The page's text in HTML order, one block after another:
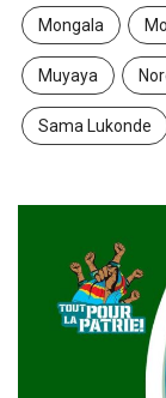
Mongala
Muyaya
Sama Lukonde